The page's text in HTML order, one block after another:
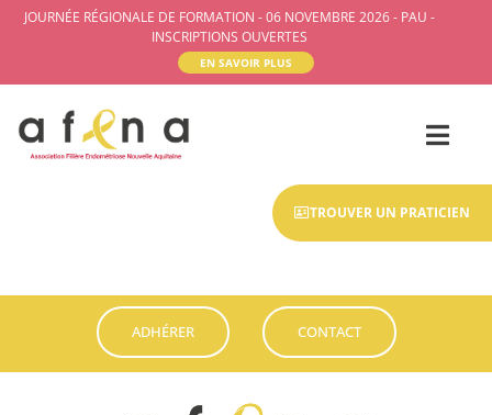
JOURNÉE RÉGIONALE DE FORMATION - 06 NOVEMBRE 2026 - PAU -
INSCRIPTIONS OUVERTES
EN SAVOIR PLUS
TROUVER UN PRATICIEN
ADHÉRER CONTACT